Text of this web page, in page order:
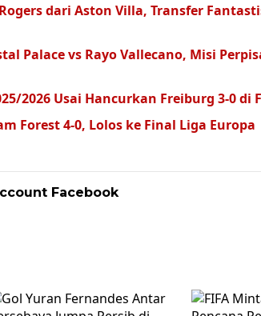
dari Aston Villa, Transfer
Palace vs Rayo Vallecano, Misi
2026 Usai Hancurkan Freiburg 3-0 di
Forest 4-0, Lolos ke Final Liga Europa
Facebook